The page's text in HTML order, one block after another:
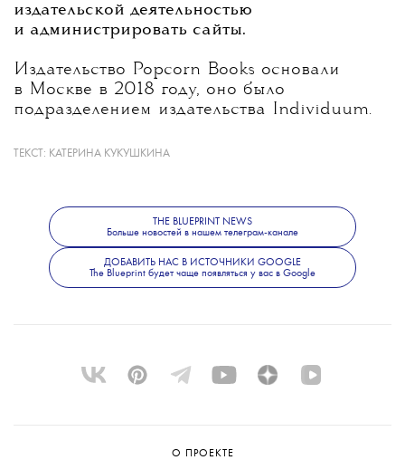
издательской деятельностью
и администрировать сайты.
Издательство Popcorn Books основали
в Москве в 2018 году, оно было
подразделением издательства Individuum.
в распространении ЛГБТ*-литературы.
ТЕКСТ: КАТЕРИНА КУКУШКИНА
THE BLUEPRINT NEWS
Больше новостей в нашем телеграм-канале
ДОБАВИТЬ НАС В ИСТОЧНИКИ GOOGLE
The Blueprint будет чаще появляться у вас в Google
О ПРОЕКТЕ